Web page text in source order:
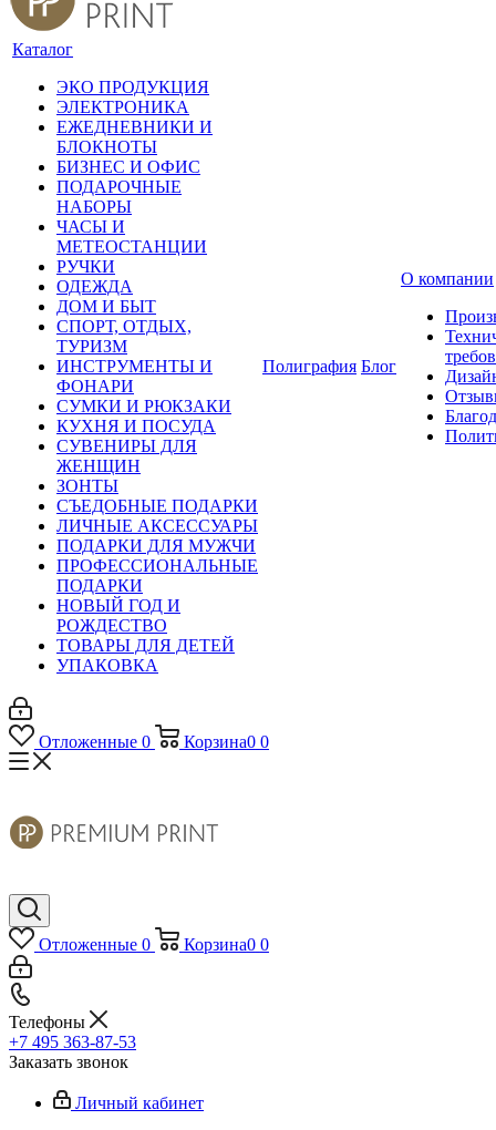
Каталог
ЭКО ПРОДУКЦИЯ
ЭЛЕКТРОНИКА
ЕЖЕДНЕВНИКИ И
БЛОКНОТЫ
БИЗНЕС И ОФИС
ПОДАРОЧНЫЕ
НАБОРЫ
ЧАСЫ И
МЕТЕОСТАНЦИИ
РУЧКИ
ОДЕЖДА
ДОМ И БЫТ
СПОРТ, ОТДЫХ,
ТУРИЗМ
ИНСТРУМЕНТЫ И
ФОНАРИ
СУМКИ И РЮКЗАКИ
КУХНЯ И ПОСУДА
СУВЕНИРЫ ДЛЯ
ЖЕНЩИН
ЗОНТЫ
СЪЕДОБНЫЕ ПОДАРКИ
ЛИЧНЫЕ АКСЕССУАРЫ
ПОДАРКИ ДЛЯ МУЖЧИ
ПРОФЕССИОНАЛЬНЫЕ
ПОДАРКИ
НОВЫЙ ГОД И
РОЖДЕСТВО
ТОВАРЫ ДЛЯ ДЕТЕЙ
УПАКОВКА
Полиграфия Блог
О компании
Отложенные 0 Корзина0 0
Отложенные 0 Корзина0 0
Телефоны
+7 495 363-87-53
Заказать звонок
Личный кабинет